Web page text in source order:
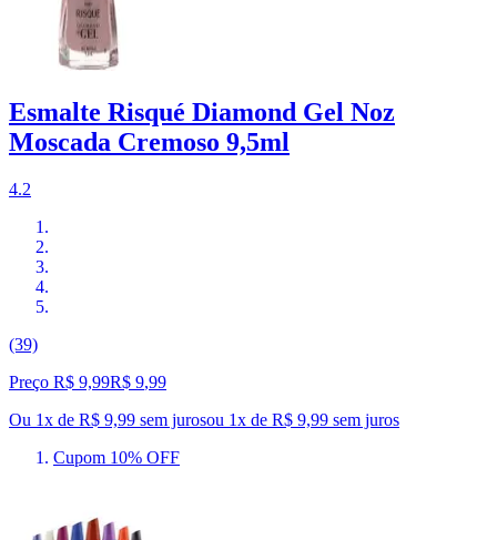
Esmalte Risqué Diamond Gel Noz
Moscada Cremoso 9,5ml
4.2
(39)
Preço R$ 9,99R$ 9,99
Ou 1x de R$ 9,99 sem jurosou 1x de R$ 9,99 sem juros
Cupom 10% OFF